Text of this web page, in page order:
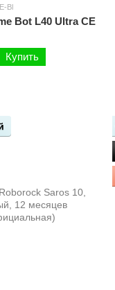
Bl
Bot L40 Ultra CE
Купить